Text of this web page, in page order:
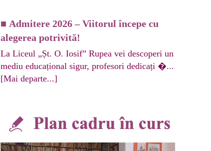
■ Admitere 2026 – Viitorul începe cu
alegerea potrivită!
La Liceul „Șt. O. Iosif” Rupea vei descoperi un
mediu educațional sigur, profesori dedicați �...
[Mai departe...]